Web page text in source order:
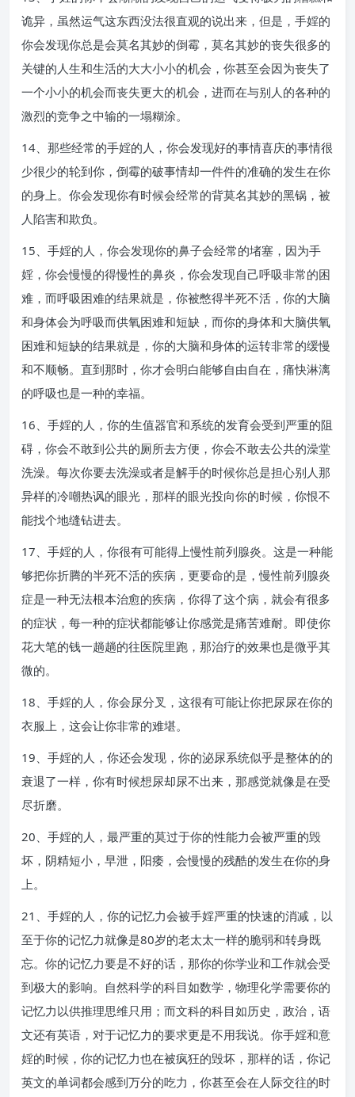
诡异，虽然运气这东西没法很直观的说出来，但是，手婬的
你会发现你总是会莫名其妙的倒霉，莫名其妙的丧失很多的
关键的人生和生活的大大小小的机会，你甚至会因为丧失了
一个小小的机会而丧失更大的机会，进而在与别人的各种的
激烈的竞争之中输的一塌糊涂。
14、那些经常的手婬的人，你会发现好的事情喜庆的事情很
少很少的轮到你，倒霉的破事情却一件件的准确的发生在你
的身上。你会发现你有时候会经常的背莫名其妙的黑锅，被
人陷害和欺负。
15、手婬的人，你会发现你的鼻子会经常的堵塞，因为手
婬，你会慢慢的得慢性的鼻炎，你会发现自己呼吸非常的困
难，而呼吸困难的结果就是，你被憋得半死不活，你的大脑
和身体会为呼吸而供氧困难和短缺，而你的身体和大脑供氧
困难和短缺的结果就是，你的大脑和身体的运转非常的缓慢
和不顺畅。直到那时，你才会明白能够自由自在，痛快淋漓
的呼吸也是一种的幸福。
16、手婬的人，你的生值器官和系统的发育会受到严重的阻
碍，你会不敢到公共的厕所去方便，你会不敢去公共的澡堂
洗澡。每次你要去洗澡或者是解手的时候你总是担心别人那
异样的冷嘲热讽的眼光，那样的眼光投向你的时候，你恨不
能找个地缝钻进去。
17、手婬的人，你很有可能得上慢性前列腺炎。这是一种能
够把你折腾的半死不活的疾病，更要命的是，慢性前列腺炎
症是一种无法根本治愈的疾病，你得了这个病，就会有很多
的症状，每一种的症状都能够让你感觉是痛苦难耐。即使你
花大笔的钱一趟趟的往医院里跑，那治疗的效果也是微乎其
微的。
18、手婬的人，你会尿分叉，这很有可能让你把尿尿在你的
衣服上，这会让你非常的难堪。
19、手婬的人，你还会发现，你的泌尿系统似乎是整体的的
衰退了一样，你有时候想尿却尿不出来，那感觉就像是在受
尽折磨。
20、手婬的人，最严重的莫过于你的性能力会被严重的毁
坏，阴精短小，早泄，阳痿，会慢慢的残酷的发生在你的身
上。
21、手婬的人，你的记忆力会被手婬严重的快速的消减，以
至于你的记忆力就像是80岁的老太太一样的脆弱和转身既
忘。你的记忆力要是不好的话，那你的你学业和工作就会受
到极大的影响。自然科学的科目如数学，物理化学需要你的
记忆力以供推理思维只用；而文科的科目如历史，政治，语
文还有英语，对于记忆力的要求更是不用我说。你手婬和意
婬的时候，你的记忆力也在被疯狂的毁坏，那样的话，你记
英文的单词都会感到万分的吃力，你甚至会在人际交往的时